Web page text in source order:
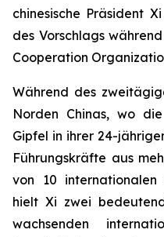
chinesische Präsident
des Vorschlags
Cooperation
Während des
Norden Chinas, wo
Gipfel in ihrer 24-
Führungskräfte aus
von 10 internationalen
hielt Xi zwei
wachsenden